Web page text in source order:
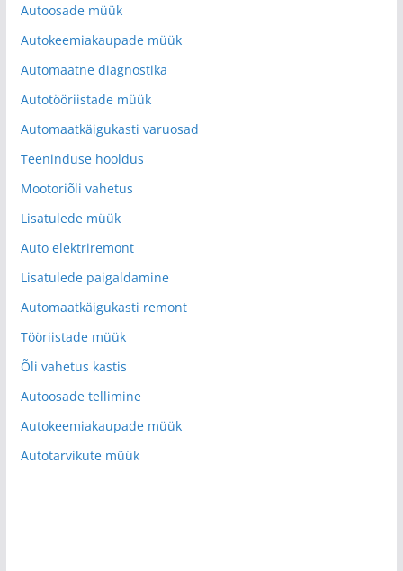
Autoosade müük
Autokeemiakaupade müük
Automaatne diagnostika
Autotööriistade müük
Automaatkäigukasti varuosad
Teeninduse hooldus
Mootoriõli vahetus
Lisatulede müük
Auto elektriremont
Lisatulede paigaldamine
Automaatkäigukasti remont
Tööriistade müük
Õli vahetus kastis
Autoosade tellimine
Autokeemiakaupade müük
Autotarvikute müük